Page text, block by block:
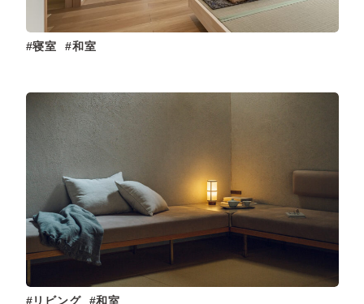
寝室 和室
リビング 和室